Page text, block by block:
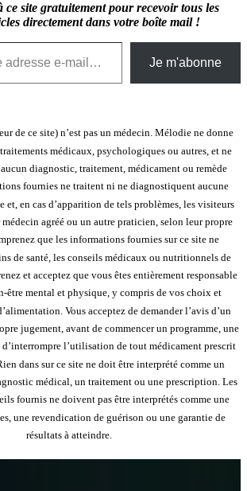
ce site gratuitement pour recevoir tous les
directement dans votre boîte mail !
Je m'abonne
de ce site) n’est pas un médecin. Mélodie ne donne
médicaux, psychologiques ou autres, et ne
diagnostic, traitement, médicament ou remède
fournies ne traitent ni ne diagnostiquent aucune
et, en cas d’apparition de tels problèmes, les visiteurs
agréé ou un autre praticien, selon leur propre
que les informations fournies sur ce site ne
de santé, les conseils médicaux ou nutritionnels de
et acceptez que vous êtes entièrement responsable
être mental et physique, y compris de vos choix et
Vous acceptez de demander l’avis d’un
jugement, avant de commencer un programme, une
l’utilisation de tout médicament prescrit
dans sur ce site ne doit être interprété comme un
médical, un traitement ou une prescription. Les
fournis ne doivent pas être interprétés comme une
une revendication de guérison ou une garantie de
résultats à atteindre.